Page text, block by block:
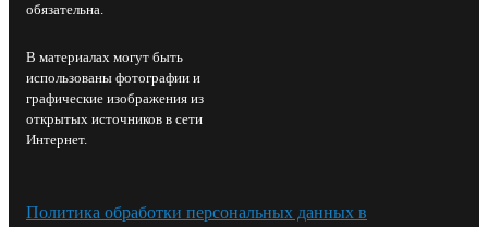
обязательна.
В материалах могут быть
использованы фотографии и
графические изображения из
открытых источников в сети
Интернет.
Политика обработки персональных данных в